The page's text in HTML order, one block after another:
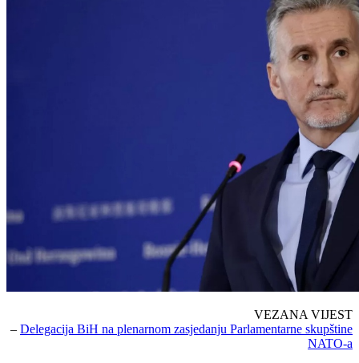
VEZANA VIJEST
– Delegacija BiH na plenarnom zasjedanju Parlamentarne skupštine
NATO-a